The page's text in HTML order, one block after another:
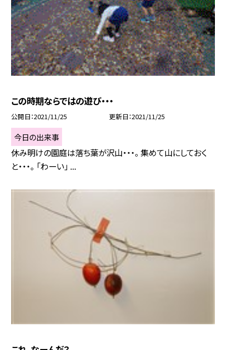
この時期ならではの遊び・・・
公開日 2021/11/25 更新日 2021/11/25
今日の出来事
休み明けの園庭は落ち葉が沢山・・・。 集めて山にしておく
と・・・。 「わーい」 ...